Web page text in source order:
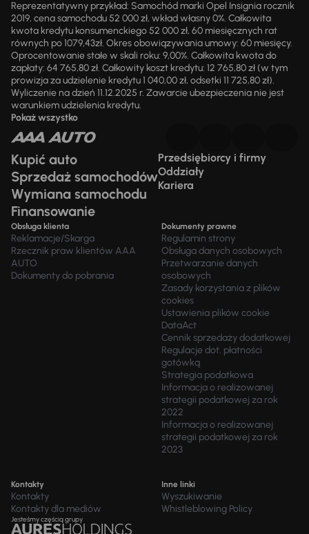
Reprezentatywny przykład: Samochód marki Opel Insignia rocznik
2019, cena samochodu 52 000 zł, wkład własny 0%. Całkowita
kwota kredytu konsumenckiego 52 000 zł, 60 miesięcznych rat
równych po 1079,43zł. Okres obowiązywania umowy: 60 miesięcy.
Oprocentowanie stałe w skali roku: 9,00%. Całkowita kwota do
zapłaty: 64 765,80 zł. Całkowity koszt kredytu: 12 765,80 zł (w tym
prowizja za udzielenie kredytu 1 040,00 zł, odsetki 11 725,80 zł).
Wyliczenie na dzień 11.12.2025 r. Zawarcie ubezpieczenia nie jest
warunkiem udzielenia kredytu.
Pokaż wszystko
Kupić auto
Sprzedaż samochodów
Wymiana samochodu
Finansowanie
Przedsiębiorcy i firmy
Oddziały
Kariera
Obsługa klienta
Reklamacje/Skarga
Rzecznik praw klientów AAA
AUTO
Dokumenty do pobrania
Dokumenty prawne
Regulamin strony
Obsługa danych osobowych
Przetwarzanie danych
osobowych
Zasady korzystania z plików
cookies
Ustawienia plików cookie
DataAct
Cennik sprzedaży dodatkowej
Regulacje dot. płatności
gotówką
Strategia podatkowa
Informacja o realizowanej
strategii podatkowej za rok
2022
Informacja o realizowanej
strategii podatkowej za rok
2023
Kontakty
Kontakty
Kontakty dla mediów
Inne linki
Wyszukiwanie
Whistleblowing Policy
Jesteśmy częścią grupy